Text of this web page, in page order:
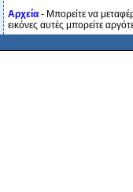
Αρχεία- Μπορείτε να
εικόνες αυτές μπορείτε